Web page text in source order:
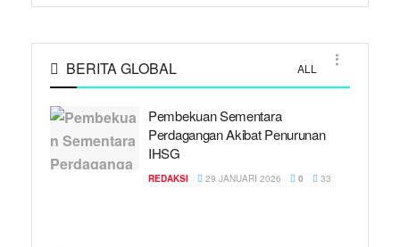
BERITA GLOBAL ALL
Pembekuan Sementara
Perdagangan Akibat Penurunan
IHSG
REDAKSI 29 JANUARI 2026 0 33